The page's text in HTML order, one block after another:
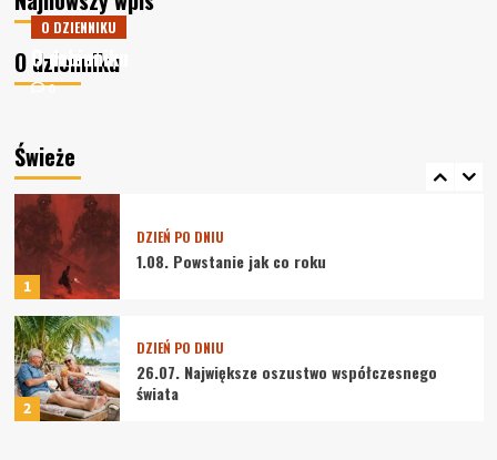
0
O dzienniku
O DZIENNIKU
O dzienniku
0
O DZIENNIKU
O sobie
0
Świeże
12.07. Popisowa Ukraina
5
1
DZIEŃ PO DNIU
1.08. Powstanie jak co roku
2
DZIEŃ PO DNIU
26.07. Największe oszustwo współczesnego
świata